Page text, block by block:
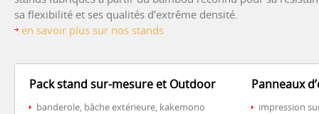
sa flexibilité et ses qualités d’extrême densité.
en savoir plus sur nos stands
Pack stand sur-mesure et Outdoor
banderole, bâche extérieure, kakemono
Panneaux
impression